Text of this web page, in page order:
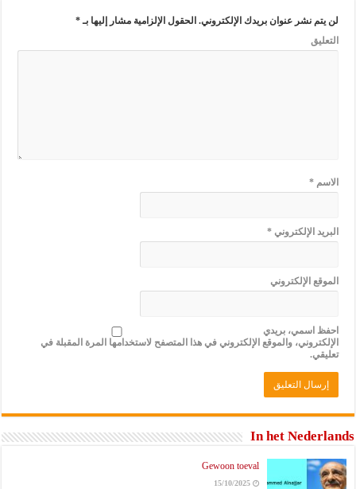
لن يتم نشر عنوان بريدك الإلكتروني. الحقول الإلزامية مشار إليها بـ*
التعليق
الاسم*
البريد الإلكتروني*
الموقع الإلكتروني
احفظ اسمي، بريدي
الإلكتروني، والموقع الإلكتروني في هذا المتصفح لاستخدامها المرة المقبلة في
تعليقي.
In het Nederlands
Gewoon toeval
15/10/2025